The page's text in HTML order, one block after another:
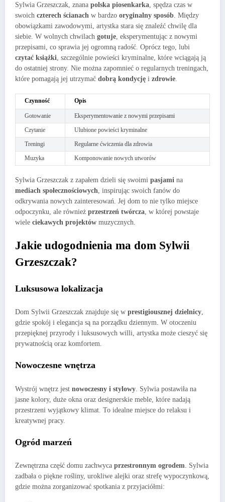
Sylwia Grzeszczak, znana polska piosenkarka , spędza czas w
swoich czterech ścianach w bardzo oryginalny sposób . Między
obowiązkami zawodowymi, artystka stara się znaleźć chwilę dla
siebie. W wolnych chwilach gotuje , eksperymentując z nowymi
przepisami, co sprawia jej ogromną radość. Oprócz tego, lubi
czytać książki , szczególnie powieści kryminalne, które wciągają ją
do ostatniej strony. Nie można zapomnieć o regularnych treningach,
które pomagają jej utrzymać dobrą kondycję i zdrowie
Czynność Opis
Gotowanie
Eksperymentowanie z nowymi przepisami
Czytanie
Ulubione powieści kryminalne
Treningi
Regularne ćwiczenia dla zdrowia
Muzyka
Komponowanie nowych utworów
Sylwia Grzeszczak z zapałem dzieli się swoimi pasjami na
mediach społecznościowych , inspirując swoich fanów do
odkrywania nowych zainteresowań. Jej dom to nie tylko miejsce
odpoczynku, ale również przestrzeń twórcza , w której powstaje
wiele ciekawych projektów muzycznych.
Jakie udogodnienia ma dom Sylwii
Grzeszczak?
Luksusowa lokalizacja
Dom Sylwii Grzeszczak znajduje się w prestigiousznej dzielnicy,
gdzie spokój i elegancja są na porządku dziennym. W otoczeniu
przepięknej przyrody i luksusowych willi, artystka może cieszyć się
prywatnością oraz komfortem.
Nowoczesne wnętrza
Wystrój wnętrz jest nowoczesny i stylowy . Sylwia postawiła na
jasne kolory, duże okna oraz designerskie meble, które nadają
przestrzeni wyjątkowy klimat. To idealne miejsce do relaksu i
kreatywnej pracy.
Ogród marzeń
Zewnętrzna część domu zachwyca przestronnym ogrodem. Sylwia
zadbała o piękne rośliny, urokliwe alejki oraz strefę wypoczynkową,
gdzie można zorganizować spotkania z przyjaciółmi: